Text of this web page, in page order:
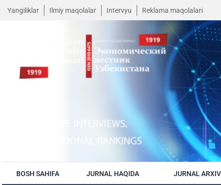
Yangiliklar Ilmiy maqolalar Intervyu Reklama maqolalari
BOSH SAHIFA JURNAL HAQIDA JURNAL